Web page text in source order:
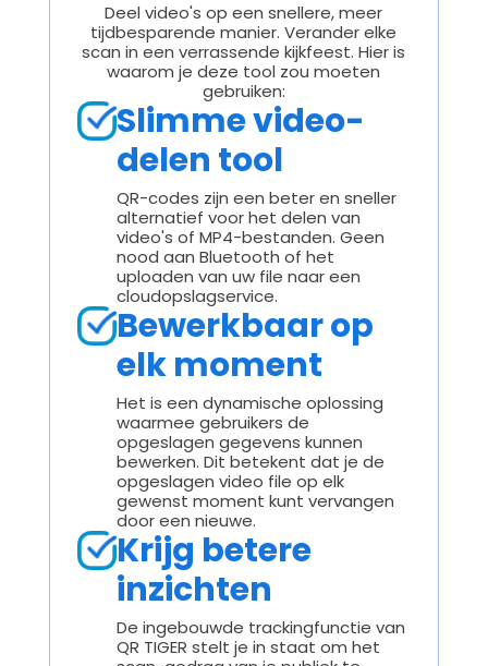
Deel video's op een snellere, meer
tijdbesparende manier. Verander elke
scan in een verrassende kijkfeest. Hier is
waarom je deze tool zou moeten
gebruiken:
Slimme video-
delen tool
QR-codes zijn een beter en sneller
alternatief voor het delen van
video's of MP4-bestanden. Geen
nood aan Bluetooth of het
uploaden van uw file naar een
cloudopslagservice.
Bewerkbaar op
elk moment
Het is een dynamische oplossing
waarmee gebruikers de
opgeslagen gegevens kunnen
bewerken. Dit betekent dat je de
opgeslagen video file op elk
gewenst moment kunt vervangen
door een nieuwe.
Krijg betere
inzichten
De ingebouwde trackingfunctie van
QR TIGER stelt je in staat om het